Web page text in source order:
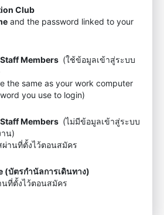
Club
and the password linked to your
Members (ใช้ข้อมูลเข้าสู่ระบบ
the same as your work computer
you use to login)
Members (ไม่มีข้อมูลเข้าสู่ระบบ
น)
ผ่านที่ตั้งไว้ตอนสมัคร
(บัตรกำนัลการเดินทาง)
นที่ตั้งไว้ตอนสมัคร